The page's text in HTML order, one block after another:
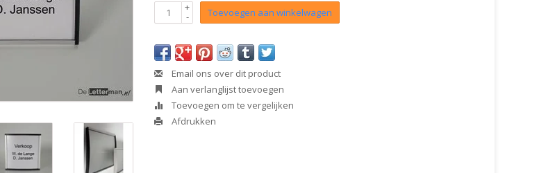
+
- Toevoegen aan winkelwagen
Email ons over dit product
Aan verlanglijst toevoegen
Toevoegen om te vergelijken
Afdrukken